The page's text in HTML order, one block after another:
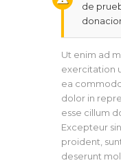
de
Ut enim ad
exercitation
ea
dolor in
esse cillum
Excepteur
proident,
deserunt